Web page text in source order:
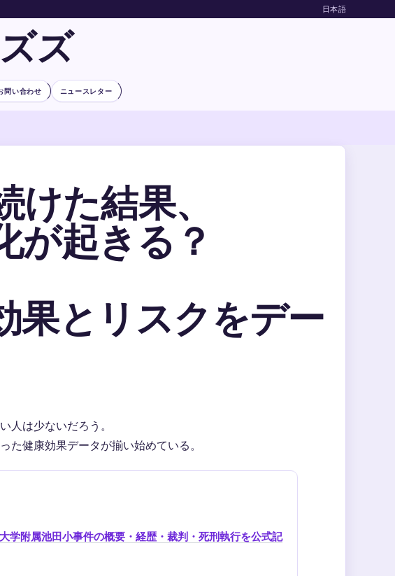
日本語
ズ
問い合わせ ニュースレター
た結果、
が起きる？
果とリスクをデー
人は少ないだろう。
た健康効果データが揃い始めている。
学附属池田小事件の概要・経歴・裁判・死刑執行を公式記